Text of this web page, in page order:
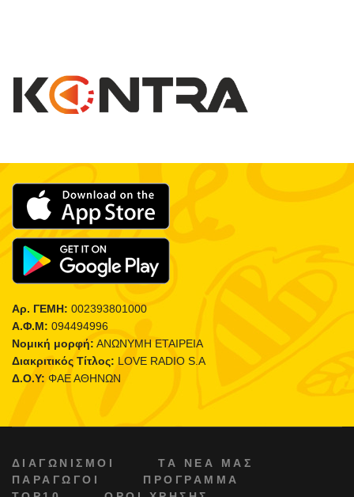
Αρ. ΓΕΜΗ: 002393801000
Α.Φ.Μ: 094494996
Νομική μορφή: ΑΝΩΝΥΜΗ ΕΤΑΙΡΕΙΑ
Διακριτικός Τίτλος: LOVE RADIO S.A
Δ.Ο.Υ: ΦΑΕ ΑΘΗΝΩΝ
ΔΙΑΓΩΝΙΣΜΟΙ
ΤΑ ΝΕΑ ΜΑΣ
ΠΑΡΑΓΩΓΟΙ
ΠΡΟΓΡΑΜΜΑ